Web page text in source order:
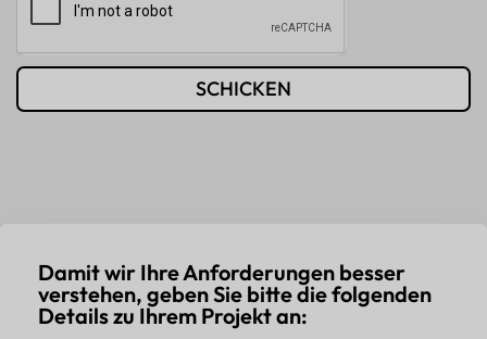
SCHICKEN
Damit wir Ihre Anforderungen besser
verstehen, geben Sie bitte die folgenden
Details zu Ihrem Projekt an: